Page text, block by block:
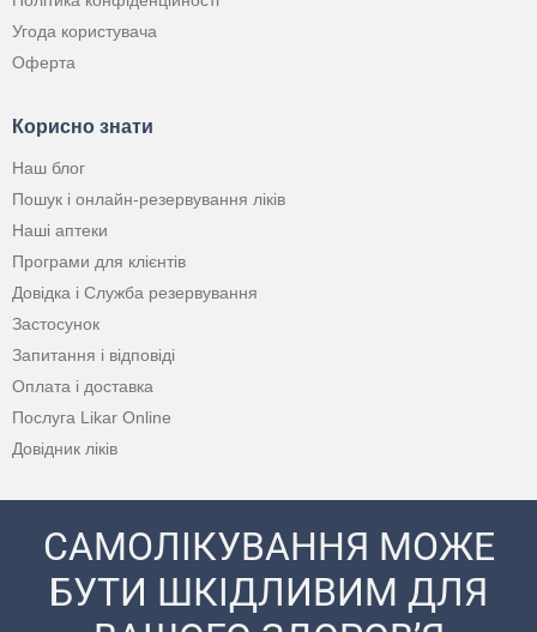
Угода користувача
Оферта
Корисно знати
Наш блог
Пошук і онлайн-резервування ліків
Наші аптеки
Програми для клієнтів
Довідка і Служба резервування
Застосунок
Запитання і відповіді
Оплата і доставка
Послуга Likar Online
Довідник ліків
САМОЛІКУВАННЯ МОЖЕ
БУТИ ШКІДЛИВИМ ДЛЯ